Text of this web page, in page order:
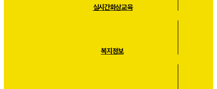
실시간화상교육
복지정보